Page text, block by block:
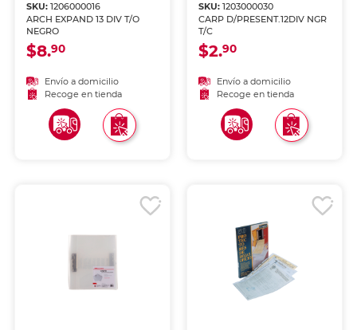
SKU:1206000016
ARCH EXPAND 13 DIV T/O
NEGRO
$8.90
Envío a domicilio
Recoge en tienda
SKU: 1203000030
CARP D/PRESENT.12DIV NGR
T/C
$2.90
Envío a domicilio
Recoge en tienda